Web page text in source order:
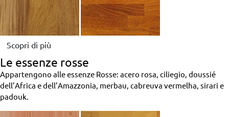
Scopri di più
Le essenze rosse
Appartengono alle essenze Rosse: acero rosa, ciliegio, doussié
dell’Africa e dell’Amazzonia, merbau, cabreuva vermelha, sirari e
padouk.